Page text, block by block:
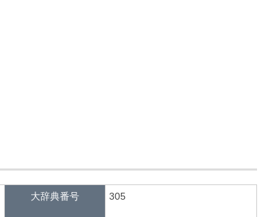
大辞典番号 305